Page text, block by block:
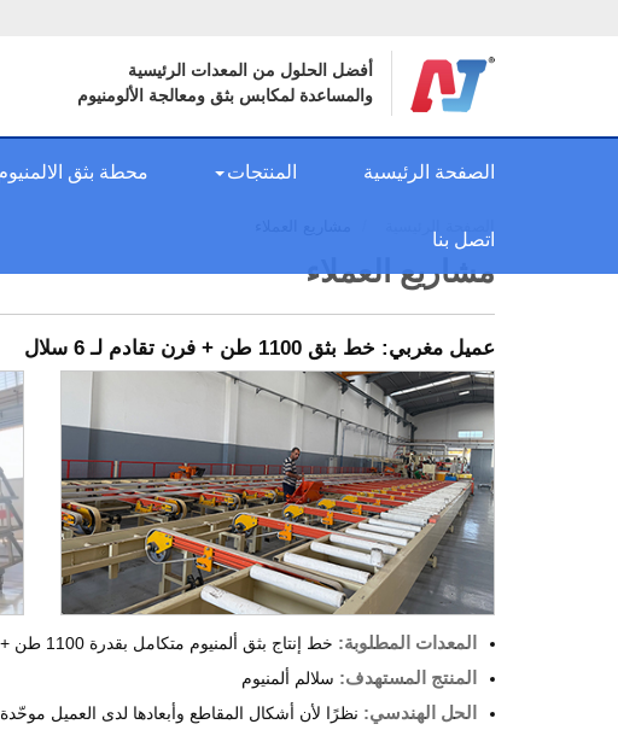
أفضل الحلول من المعدات الرئيسية
والمساعدة لمكابس بثق ومعالجة الألومنيوم
الصفحة الرئيسية المنتجات محطة بثق
اتصل بنا
الصفحة الرئيسية
مشاريع العملاء
عميل مغربي: خط بثق 1100 طن + فرن تقادم لـ 6 سلال
المعدات المطلوبة: خط إنتاج بثق ألمنيوم متكامل بقدرة 1100 طن + فرن تقادم دفعات بسعة 6 سلال
المنتج المستهدف: سلالم ألمنيوم
الحل الهندسي: